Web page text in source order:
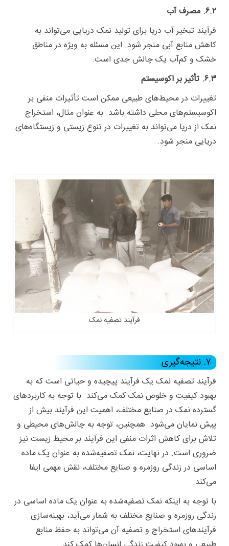
۶.۲. مصرف آب
فرآیند تبخیر آب دریا برای تولید نمک دریایی می‌تواند به
کاهش منابع آبی منجر شود. این مسئله به ویژه در مناطق
خشک و کم‌آب یک چالش جدی است.
۶.۳. تأثیر بر اکوسیستم
تغییرات در محیط‌های طبیعی ممکن است تأثیرات منفی بر
اکوسیستم‌های محلی داشته باشد. به عنوان مثال، استخراج
نمک از دریا می‌تواند به تغییرات در تنوع زیستی و زیستگاه‌های
دریایی منجر شود.
فرآیند تصفیه نمک
۷. نتیجه‌گیری
فرآیند تصفیه نمک یک فرآیند پیچیده و حیاتی است که به
بهبود کیفیت و خلوص نمک کمک می‌کند. با توجه به کاربردهای
گسترده نمک در صنایع مختلف، اهمیت این فرآیند بیش از
پیش نمایان می‌شود. همچنین، توجه به چالش‌های محیطی و
تلاش برای کاهش اثرات منفی این فرآیند بر محیط زیست نیز
ضروری است. در نهایت، نمک تصفیه‌شده به عنوان یک ماده
اساسی در زندگی روزمره و صنایع مختلف، نقش مهمی ایفا
می‌کند.
با توجه به اینکه نمک تصفیه‌شده به عنوان یک ماده اساسی در
زندگی روزمره و صنایع مختلف به شمار می‌آید، بهینه‌سازی
فرآیندهای استخراج و تصفیه آن می‌تواند به حفظ منابع